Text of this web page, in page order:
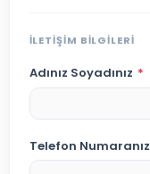
İLETIŞIM BILGILERI
Adınız Soyadınız *
Telefon Numaranız